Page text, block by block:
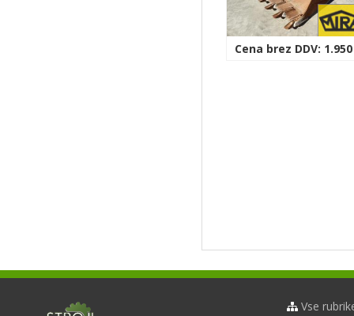
Cena brez DDV: 1.950
Vse